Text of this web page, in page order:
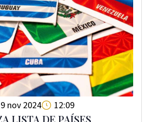
nov 2024 12:09
LISTA DE PAÍSES